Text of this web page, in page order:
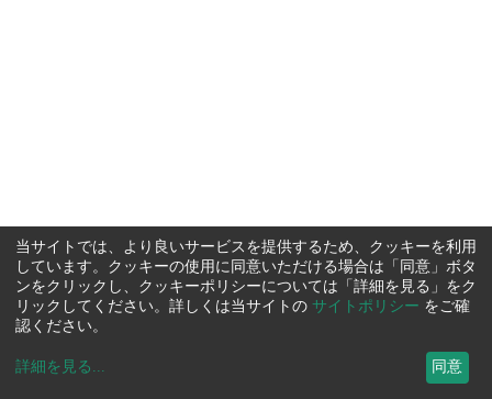
当サイトでは、より良いサービスを提供するため、クッキーを利用
しています。クッキーの使用に同意いただける場合は「同意」ボタ
ンをクリックし、クッキーポリシーについては「詳細を見る」をク
リックしてください。詳しくは当サイトの サイトポリシー をご確
認ください。
詳細を見る ... 同意